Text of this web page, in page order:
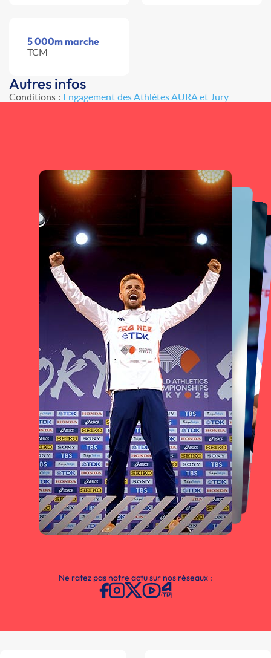
5 000m marche
TCM -
Autres infos
Conditions : Engagement des Athlètes AURA et Jury
Ne ratez pas notre actu sur nos réseaux :